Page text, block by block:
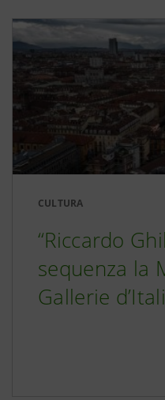
CULTURA
“Riccardo
sequenza la
Gallerie